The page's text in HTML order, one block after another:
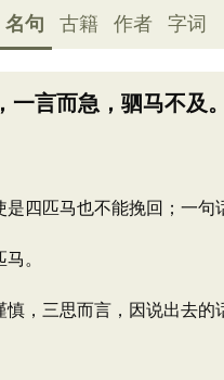
名句 古籍 作者 字词
言而急，驷马不及。
四匹马也不能挽回；一句
。
，三思而言，因说出去的